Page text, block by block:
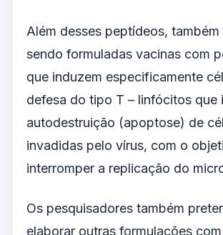
Além desses peptídeos, também
sendo formuladas vacinas com
que induzem especificamente
defesa do tipo T – linfócitos que
autodestruição (apoptose) de
invadidas pelo vírus, com o
interromper a replicação do
Os pesquisadores também
elaborar outras formulações